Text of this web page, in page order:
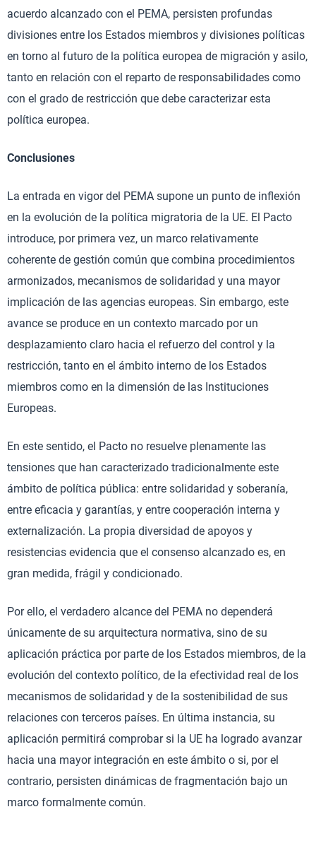
acuerdo alcanzado con el PEMA, persisten profundas
divisiones entre los Estados miembros y divisiones políticas
en torno al futuro de la política europea de migración y asilo,
tanto en relación con el reparto de responsabilidades como
con el grado de restricción que debe caracterizar esta
política europea.
Conclusiones
La entrada en vigor del PEMA supone un punto de inflexión
en la evolución de la política migratoria de la UE. El Pacto
introduce, por primera vez, un marco relativamente
coherente de gestión común que combina procedimientos
armonizados, mecanismos de solidaridad y una mayor
implicación de las agencias europeas. Sin embargo, este
avance se produce en un contexto marcado por un
desplazamiento claro hacia el refuerzo del control y la
restricción, tanto en el ámbito interno de los Estados
miembros como en la dimensión de las Instituciones
Europeas.
En este sentido, el Pacto no resuelve plenamente las
tensiones que han caracterizado tradicionalmente este
ámbito de política pública: entre solidaridad y soberanía,
entre eficacia y garantías, y entre cooperación interna y
externalización. La propia diversidad de apoyos y
resistencias evidencia que el consenso alcanzado es, en
gran medida, frágil y condicionado.
Por ello, el verdadero alcance del PEMA no dependerá
únicamente de su arquitectura normativa, sino de su
aplicación práctica por parte de los Estados miembros, de la
evolución del contexto político, de la efectividad real de los
mecanismos de solidaridad y de la sostenibilidad de sus
relaciones con terceros países. En última instancia, su
aplicación permitirá comprobar si la UE ha logrado avanzar
hacia una mayor integración en este ámbito o si, por el
contrario, persisten dinámicas de fragmentación bajo un
marco formalmente común.